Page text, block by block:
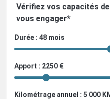
Vérifiez vos capacités
vous engager*
Durée : 48 mois
Apport : 2250 €
Kilométrage annuel : 5 000